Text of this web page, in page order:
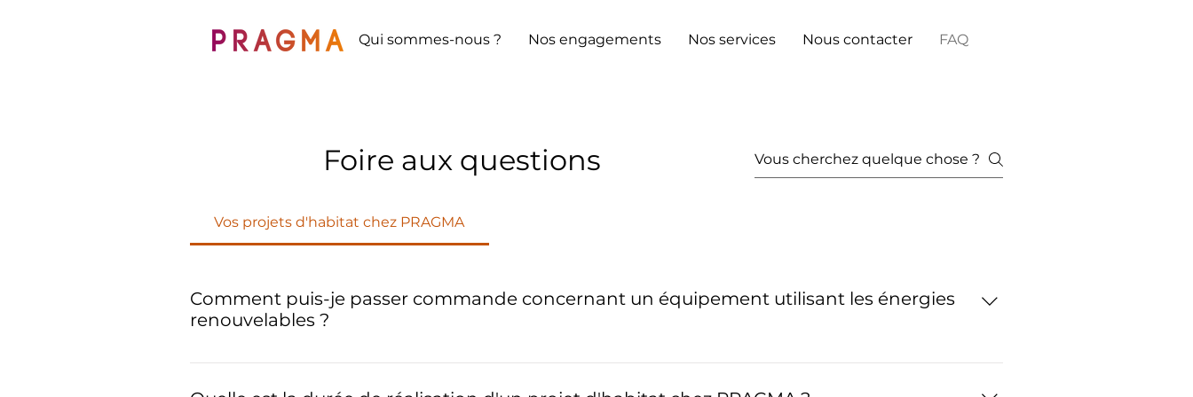
Qui sommes-nous ? Nos engagements Nos services Nous contacter FAQ
Foire aux questions
Vos projets d'habitat chez PRAGMA
Comment puis-je passer commande concernant un équipement utilisant les énergies
renouvelables ?
L'installation d'équipements utilisant les énergies renouvelables nécessite plusieurs étapes et n'est donc pas